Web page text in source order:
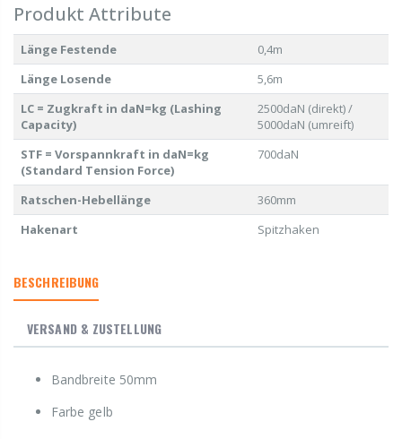
Produkt Attribute
Länge Festende
0,4m
Länge Losende
5,6m
LC = Zugkraft in daN=kg (Lashing
Capacity)
2500daN (direkt) /
5000daN (umreift)
STF = Vorspannkraft in daN=kg
(Standard Tension Force)
700daN
Ratschen-Hebellänge
360mm
Hakenart
Spitzhaken
BESCHREIBUNG
VERSAND & ZUSTELLUNG
Bandbreite 50mm
Farbe gelb